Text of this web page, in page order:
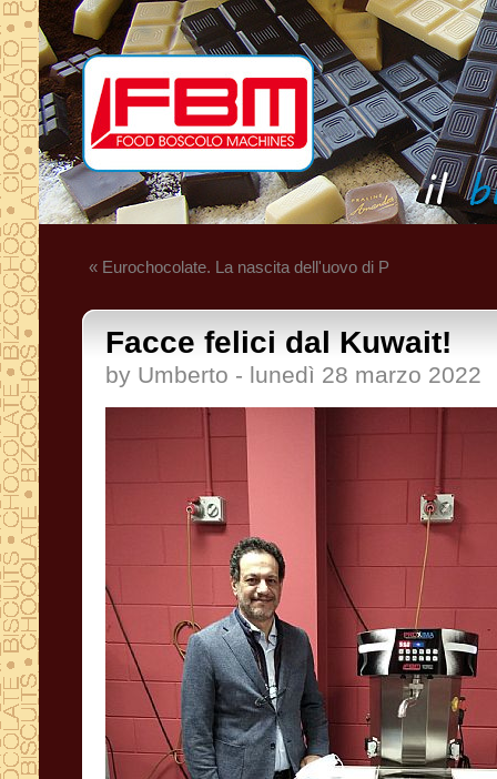
« Eurochocolate. La nascita dell'uovo di P
Facce felici dal Kuwait!
by Umberto - lunedì 28 marzo 2022